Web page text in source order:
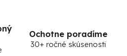
Ochotne poradíme
30+ ročné skúsenosti